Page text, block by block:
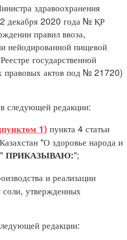
здравоохранения
2 декабря 2020 года № ҚР
правил ввоза,
нейодированной пищевой
государственной
правовых актов под № 21720)
следующей редакции:
1) пункта 4 статьи
"О здоровье народа и
ПРИКАЗЫВАЮ:";
и реализации
утвержденных
редакции: